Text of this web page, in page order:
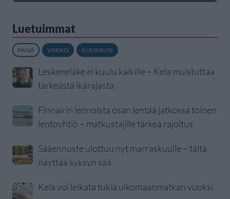
Luetuimmat
PÄIVÄ VIIKKO KUUKAUSI
Leskeneläke ei kuulu kaikille – Kela muistuttaa
tärkeästä ikärajasta
Finnairin lennoista osan lentää jatkossa toinen
lentoyhtiö – matkustajille tärkeä rajoitus
Sääennuste ulottuu nyt marraskuulle – tältä
näyttää syksyn sää
Kela voi leikata tukia ulkomaanmatkan vuoksi